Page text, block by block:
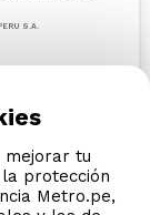
mejorar tu
protección
Metro.pe,